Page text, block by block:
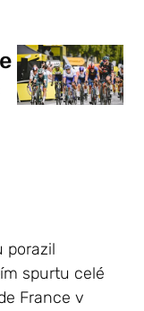
porazil
spurtu celé
France v